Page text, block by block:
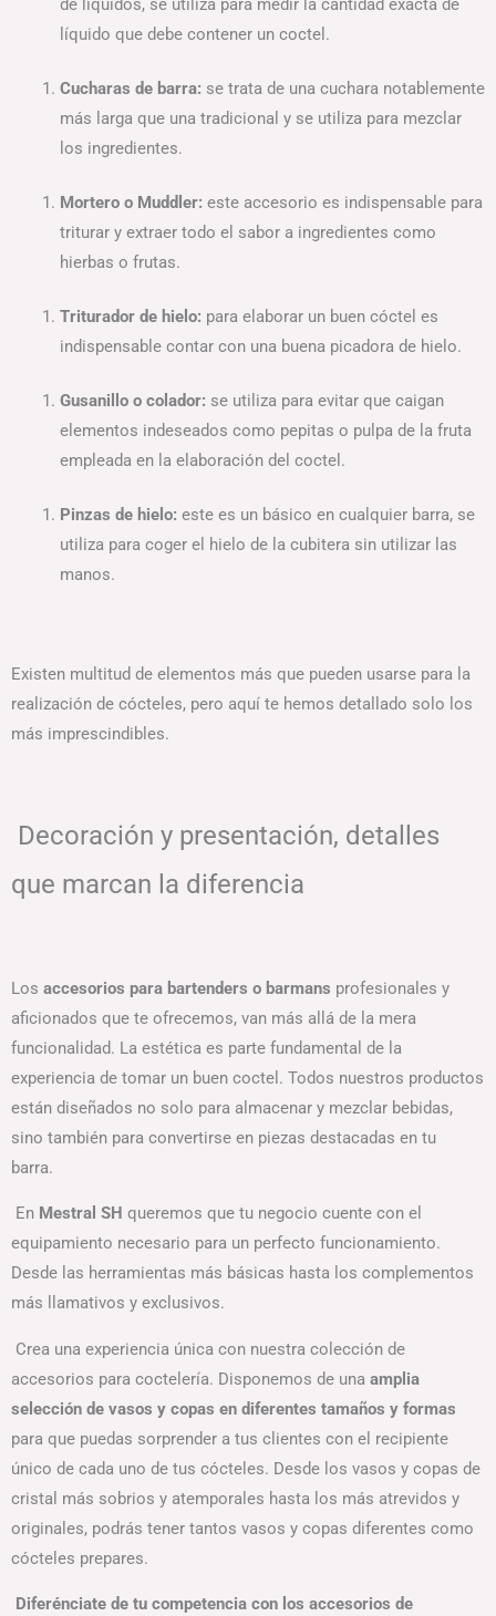
de líquidos, se utiliza para medir la cantidad exacta de
líquido que debe contener un coctel.
Cucharas de barra: se trata de una cuchara notablemente
más larga que una tradicional y se utiliza para mezclar
los ingredientes.
Mortero o Muddler: este accesorio es indispensable para
triturar y extraer todo el sabor a ingredientes como
hierbas o frutas.
Triturador de hielo: para elaborar un buen cóctel es
indispensable contar con una buena picadora de hielo.
Gusanillo o colador: se utiliza para evitar que caigan
elementos indeseados como pepitas o pulpa de la fruta
empleada en la elaboración del coctel.
Pinzas de hielo: este es un básico en cualquier barra, se
utiliza para coger el hielo de la cubitera sin utilizar las
manos.
Existen multitud de elementos más que pueden usarse para la
realización de cócteles, pero aquí te hemos detallado solo los
más imprescindibles.
Decoración y presentación, detalles
que marcan la diferencia
Los accesorios para bartenders o barmans profesionales y
aficionados que te ofrecemos, van más allá de la mera
funcionalidad. La estética es parte fundamental de la
experiencia de tomar un buen coctel. Todos nuestros productos
están diseñados no solo para almacenar y mezclar bebidas,
sino también para convertirse en piezas destacadas en tu
barra.
En Mestral SH queremos que tu negocio cuente con el
equipamiento necesario para un perfecto funcionamiento.
Desde las herramientas más básicas hasta los complementos
más llamativos y exclusivos.
Crea una experiencia única con nuestra colección de
accesorios para coctelería. Disponemos de una amplia
selección de vasos y copas en diferentes tamaños y formas
para que puedas sorprender a tus clientes con el recipiente
único de cada uno de tus cócteles. Desde los vasos y copas de
cristal más sobrios y atemporales hasta los más atrevidos y
originales, podrás tener tantos vasos y copas diferentes como
cócteles prepares.
Diferénciate de tu competencia con los accesorios de